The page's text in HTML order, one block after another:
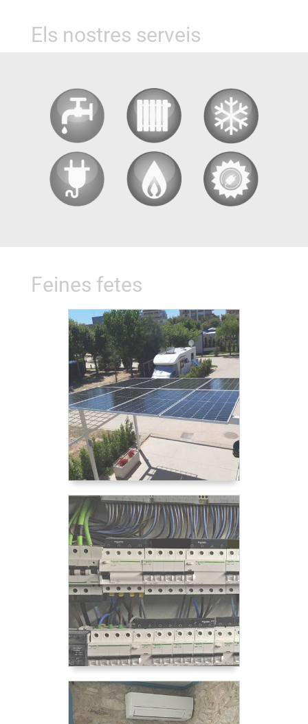
Els nostres serveis
Feines fetes